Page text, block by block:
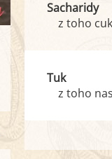
Sacharidy
z toho
Tuk
z toho